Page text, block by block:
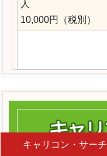
キャリコン・サーチ
人
10,000円（税別）